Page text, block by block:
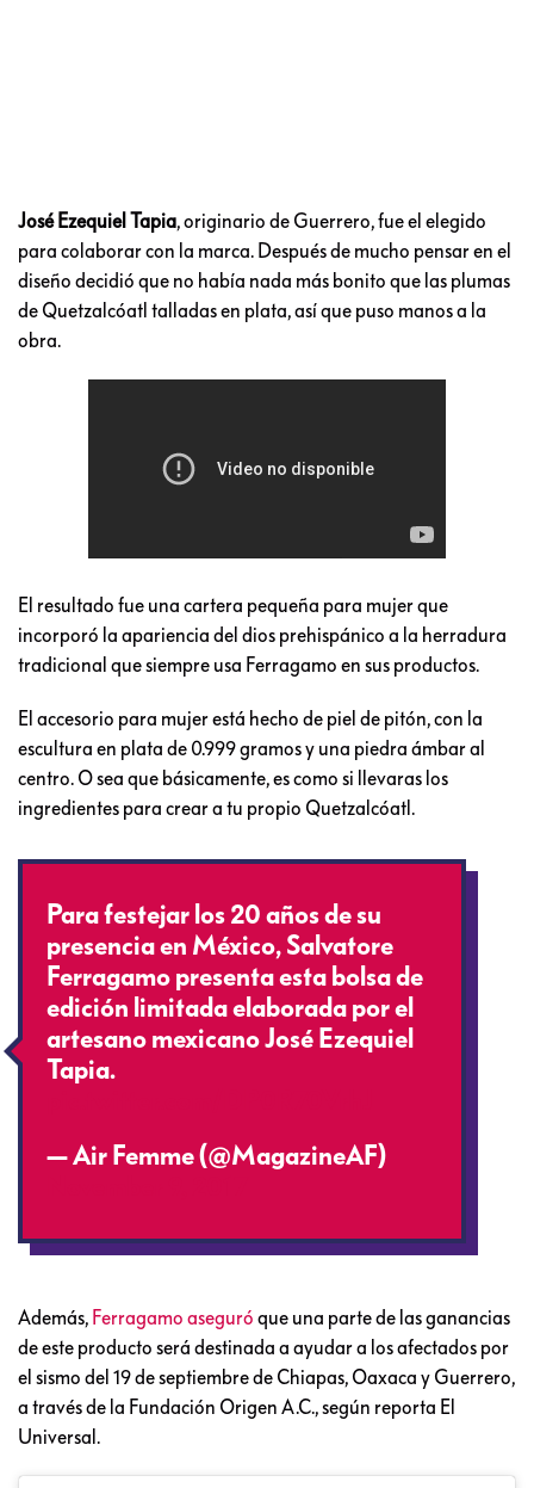
José Ezequiel Tapia, originario de Guerrero, fue el elegido
para colaborar con la marca. Después de mucho pensar en el
diseño decidió que no había nada más bonito que las plumas
de Quetzalcóatl talladas en plata, así que puso manos a la
obra.
El resultado fue una cartera pequeña para mujer que
incorporó la apariencia del dios prehispánico a la herradura
tradicional que siempre usa Ferragamo en sus productos.
El accesorio para mujer está hecho de piel de pitón, con la
escultura en plata de 0.999 gramos y una piedra ámbar al
centro. O sea que básicamente, es como si llevaras los
ingredientes para crear a tu propio Quetzalcóatl.
Para festejar los 20 años de su
presencia en México, Salvatore
Ferragamo presenta esta bolsa de
edición limitada elaborada por el
artesano mexicano José Ezequiel
Tapia.
— Air Femme (@MagazineAF)
Además, Ferragamo aseguró que una parte de las ganancias
de este producto será destinada a ayudar a los afectados por
el sismo del 19 de septiembre de Chiapas, Oaxaca y Guerrero,
a través de la Fundación Origen A.C., según reporta El
Universal.